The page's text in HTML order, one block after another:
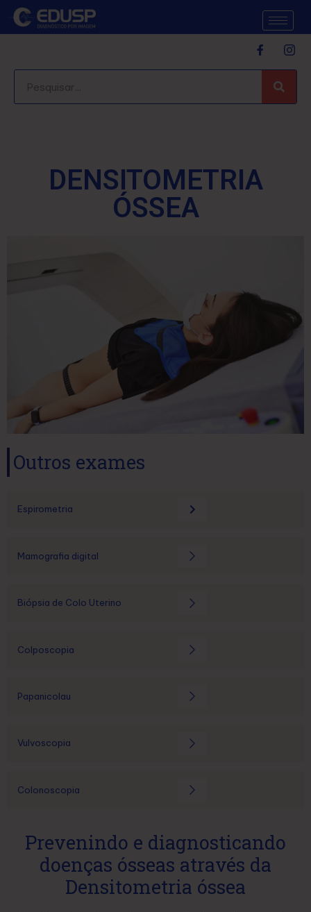
DENSITOMETRIA
ÓSSEA
Outros exames
Espirometria
Mamografia digital
Biópsia de Colo Uterino
Colposcopia
Papanicolau
Vulvoscopia
Colonoscopia
Prevenindo e diagnosticando
doenças ósseas através da
Densitometria óssea